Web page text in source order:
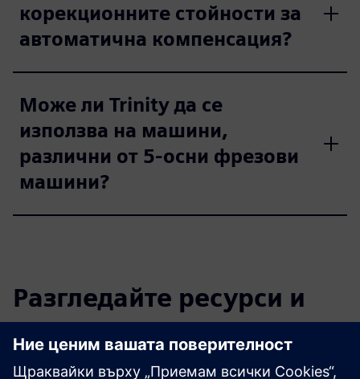
корекционните стойности за
автоматична компенсация?
Може ли Trinity да се
използва на машини,
различни от 5-осни фрезови
машини?
Разгледайте ресурси и
свързани продукти